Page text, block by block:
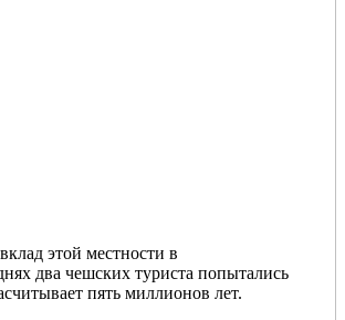
этой местности в
два чешских туриста попытались
пять миллионов лет.